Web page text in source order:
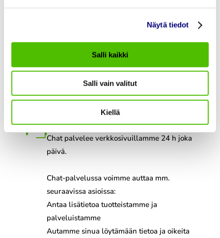
Näytä tiedot
Salli kaikki
Salli vain valitut
Kiellä
(muistutus- ja perintäkirjeisiin liittyvät
Yritysasiakkaat:
Maksuneuvonta ja -valvonta: ma-pe klo 8–
CHAT-PALVELU
Chat palvelee verkkosivuillamme 24 h joka
päivä.
Chat-palvelussa voimme auttaa mm.
seuraavissa asioissa:
Antaa lisätietoa tuotteistamme ja
palveluistamme
Autamme sinua löytämään tietoa ja oikeita